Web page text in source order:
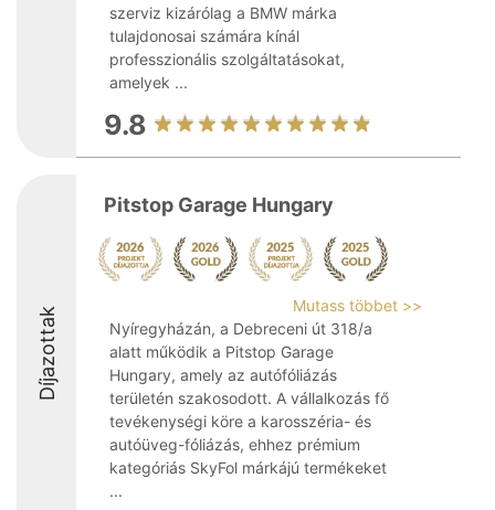
szerviz kizárólag a BMW márka
tulajdonosai számára kínál
professzionális szolgáltatásokat,
amelyek ...
9.8
Díjazottak
Pitstop Garage Hungary
Mutass többet >>
Nyíregyházán, a Debreceni út 318/a
alatt működik a Pitstop Garage
Hungary, amely az autófóliázás
területén szakosodott. A vállalkozás fő
tevékenységi köre a karosszéria- és
autóüveg-fóliázás, ehhez prémium
kategóriás SkyFol márkájú termékeket
...